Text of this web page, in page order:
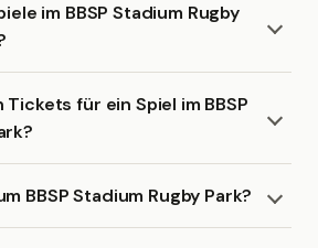
im BBSP Stadium Rugby
für ein Spiel im BBSP
BBSP Stadium Rugby Park?